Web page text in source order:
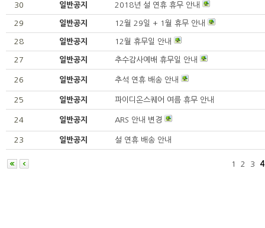
30 일반공지 2018년 설 연휴 휴무 안내
29 일반공지 12월 29일 + 1월 휴무 안내
28 일반공지 12월 휴무일 안내
27 일반공지 추수감사예배 휴무일 안내
26 일반공지 추석 연휴 배송 안내
25 일반공지 파이디온스퀘어 여름 휴무 안내
24 일반공지 ARS 안내 변경
23 일반공지 설 연휴 배송 안내
1 2 3